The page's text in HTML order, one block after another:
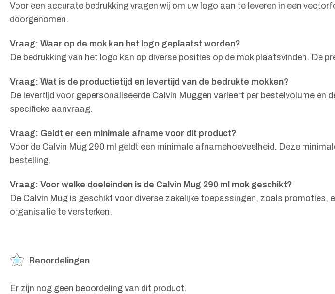
Voor een accurate bedrukking vragen wij om uw logo aan te leveren in een
doorgenomen.
Vraag: Waar op de mok kan het logo geplaatst worden?
De bedrukking van het logo kan op diverse posities op de mok plaatsvinden.
Vraag: Wat is de productietijd en levertijd van de bedrukte mokken?
De levertijd voor gepersonaliseerde Calvin Muggen varieert per bestelvolume
specifieke aanvraag.
Vraag: Geldt er een minimale afname voor dit product?
Voor de Calvin Mug 290 ml geldt een minimale afnamehoeveelheid. Deze
bestelling.
Vraag: Voor welke doeleinden is de Calvin Mug 290 ml mok geschikt?
De Calvin Mug is geschikt voor diverse zakelijke toepassingen, zoals promoties,
organisatie te versterken.
Beoordelingen
Er zijn nog geen beoordeling van dit product.